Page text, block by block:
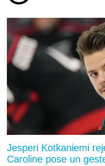
Jesperi Kotkaniemi
Caroline pose un